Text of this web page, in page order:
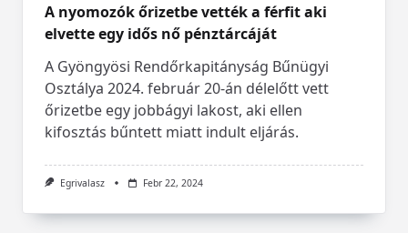
A nyomozók őrizetbe vették a férfit aki
elvette egy idős nő pénztárcáját
A Gyöngyösi Rendőrkapitányság Bűnügyi
Osztálya 2024. február 20-án délelőtt vett
őrizetbe egy jobbágyi lakost, aki ellen
kifosztás bűntett miatt indult eljárás.
Egrivalasz Febr 22, 2024